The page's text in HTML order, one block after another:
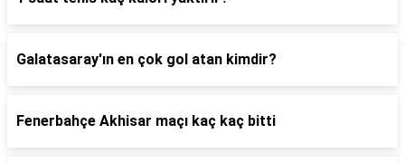
Galatasaray'ın en çok gol atan kimdir?
Fenerbahçe Akhisar maçı kaç kaç bitti